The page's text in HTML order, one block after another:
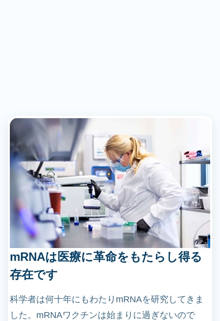
mRNAは医療に革命をもたらし得る
存在です
科学者は何十年にもわたりmRNAを研究してきま
した。mRNAワクチンは始まりに過ぎないので